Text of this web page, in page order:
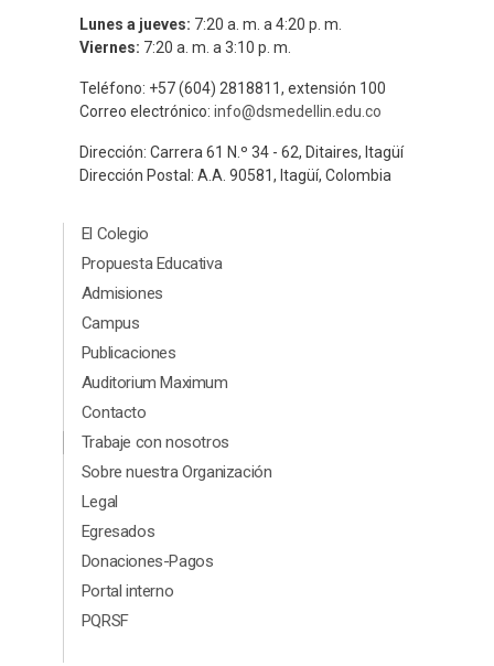
Lunes a jueves: 7:20 a. m. a 4:20 p. m.
Viernes: 7:20 a. m. a 3:10 p. m.
Teléfono: +57 (604) 2818811, extensión 100
Correo electrónico: info@dsmedellin.edu.co
Dirección: Carrera 61 N.º 34 - 62, Ditaires, Itagüí
Dirección Postal: A.A. 90581, Itagüí, Colombia
Menú Principal Footer
El Colegio
Propuesta Educativa
Admisiones
Campus
Publicaciones
Auditorium Maximum
Contacto
Menú segundario Footer
Trabaje con nosotros
Sobre nuestra Organización
Legal
Egresados
Donaciones-Pagos
Portal interno
PQRSF